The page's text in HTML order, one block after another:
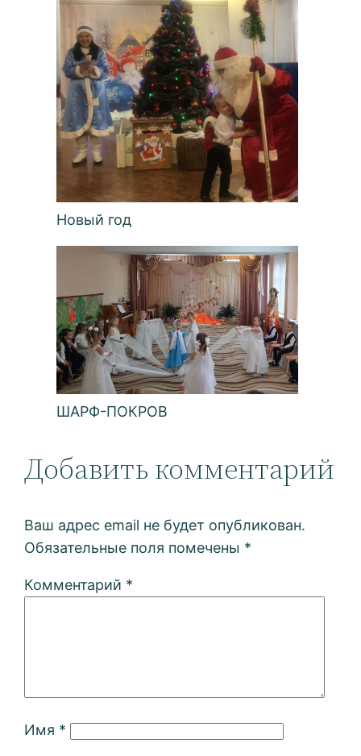
Новый год
ШАРФ-ПОКРОВ
Добавить комментарий
Ваш адрес email не будет опубликован.
Обязательные поля помечены *
Комментарий *
Имя *